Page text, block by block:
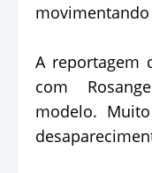
A reportagem
com
modelo.